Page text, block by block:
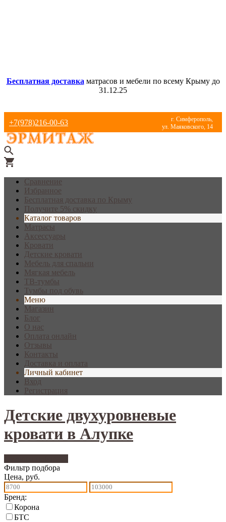
Бесплатная доставка матрасов и мебели по всему Крыму до
31.12.25
+7(978)216-00-63
г. Симферополь,
ул. Маяковского, 14
Сравнение
Избранное
Бесплатная доставка по Крыму
Получите 5% скидку
Каталог товаров
Матрасы
Аксессуары
Кровати
Детские кровати
Мебель для спальни
Мягкая мебель
ТВ-тумбы
Тумбы под обувь
Меню
Магазин
Блог
О нас
Оплата онлайн
Отзывы
Контакты
Доставка и оплата
Личный кабинет
Вход
Регистрация
Детские двухуровневые
кровати в Алупке
Фильтр подбора
Цена, руб.
Бренд:
Корона
БТС